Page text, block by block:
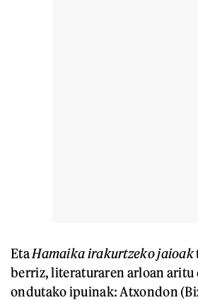
EtaHamaika irakurtzeko jaioak
berriz, literaturaren arloan aritu
ondutako ipuinak: Atxondon